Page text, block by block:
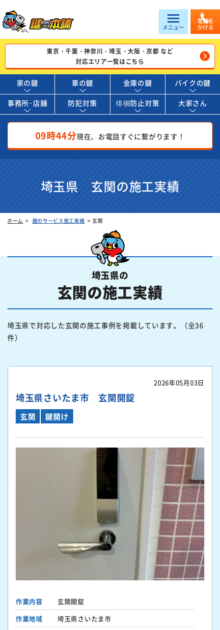
メニュー
電話を
かける
東京・千葉・神奈川・埼玉・大阪・京都 など
対応エリア一覧はこちら
家の鍵 車の鍵 金庫の鍵 バイクの鍵
事務所･店舗 防犯対策 徘徊防止対策 大家さん
09時44分現在、お電話すぐに繋がります！
埼玉県 玄関の施工実績
ホーム 鍵のサービス施工実績 玄関
埼玉県の
玄関の施工実績
埼玉県で対応した玄関の施工事例を掲載しています。（全36
件）
2026年05月03日
埼玉県さいたま市 玄関開錠
玄関 鍵開け
作業内容
玄関開錠
作業地域
埼玉県さいたま市